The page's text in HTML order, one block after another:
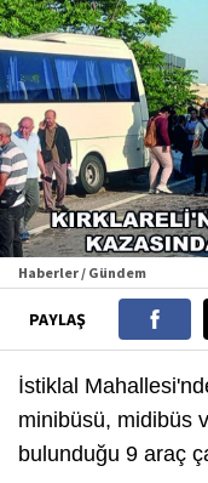
Haberler / Gündem
PAYLAŞ
İstiklal
minibüsü, midibüs
bulunduğu 9 araç